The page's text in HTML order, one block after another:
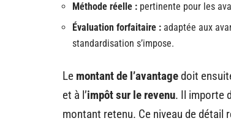
Méthode réelle : pertinente pour les
Évaluation forfaitaire : adaptée aux
standardisation s’impose.
Le montant de l’avantagedoit
et à l’impôt sur le revenu. Il importe
montant retenu. Ce niveau de détail